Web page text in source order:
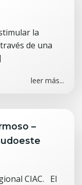
la
de una
leer más...
–
CIAC. El